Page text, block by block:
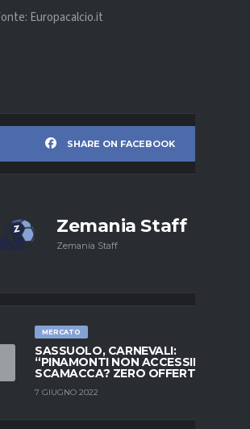
Europacalcio.it
SHARE ON FACEBOOK
Zemania Staff
Zemania Staff
MERCATO
SASSUOLO, CARNEVALI:
“PINAMONTI NON ACCESSIBILE.
SCAMACCA? ZERO OFFERTE”
7 GIUGNO 2022